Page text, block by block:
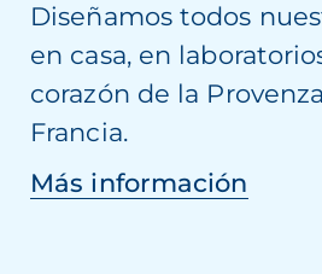
Diseñamos todos
en casa, en
corazón de la
Francia.
Más información